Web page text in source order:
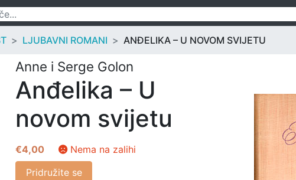
LJUBAVNI ROMANI ANĐELIKA – U NOVOM SVIJETU
Anne i Serge Golon
Anđelika – U
novom svijetu
€4,00
Nema na zalihi
Pridružite se